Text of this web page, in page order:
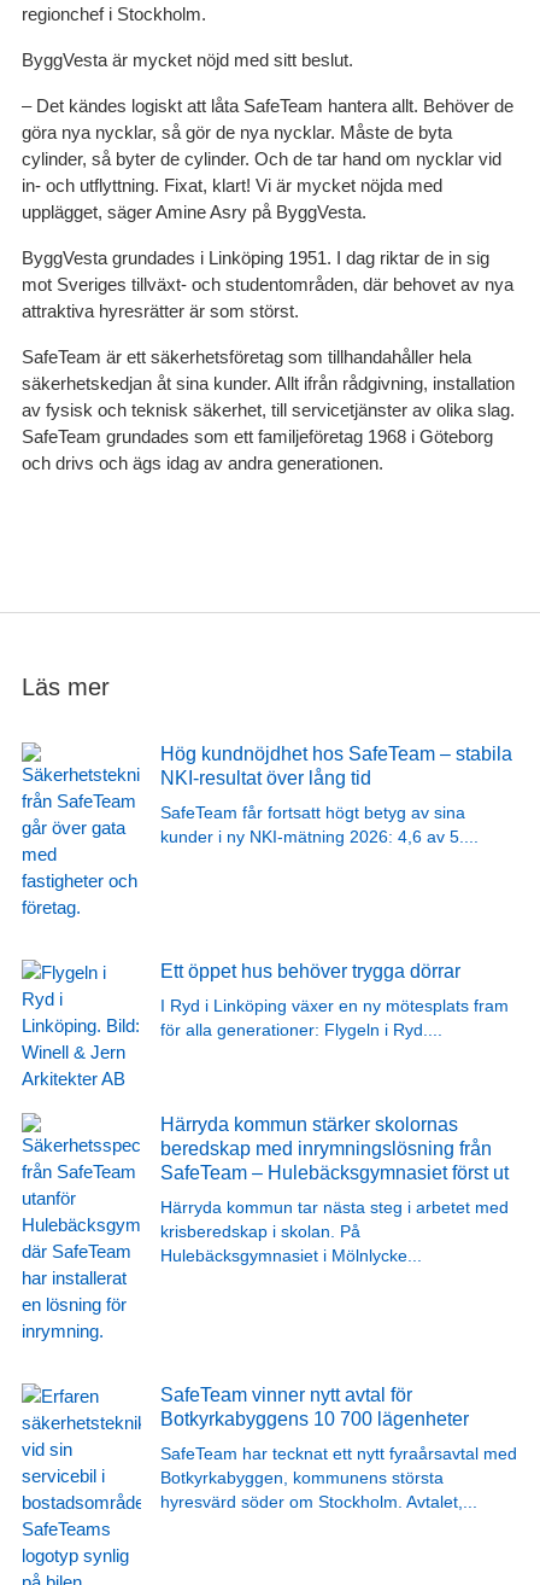
regionchef i Stockholm.
ByggVesta är mycket nöjd med sitt beslut.
– Det kändes logiskt att låta SafeTeam hantera allt. Behöver de
göra nya nycklar, så gör de nya nycklar. Måste de byta
cylinder, så byter de cylinder. Och de tar hand om nycklar vid
in- och utflyttning. Fixat, klart! Vi är mycket nöjda med
upplägget, säger Amine Asry på ByggVesta.
ByggVesta grundades i Linköping 1951. I dag riktar de in sig
mot Sveriges tillväxt- och studentområden, där behovet av nya
attraktiva hyresrätter är som störst.
SafeTeam är ett säkerhetsföretag som tillhandahåller hela
säkerhetskedjan åt sina kunder. Allt ifrån rådgivning, installation
av fysisk och teknisk säkerhet, till servicetjänster av olika slag.
SafeTeam grundades som ett familjeföretag 1968 i Göteborg
och drivs och ägs idag av andra generationen.
Läs mer
Hög kundnöjdhet hos SafeTeam – stabila
NKI-resultat över lång tid
SafeTeam får fortsatt högt betyg av sina
kunder i ny NKI-mätning 2026: 4,6 av 5.
Ett öppet hus behöver trygga dörrar
I Ryd i Linköping växer en ny mötesplats fram
för alla generationer: Flygeln i Ryd.
Härryda kommun stärker skolornas
beredskap med inrymningslösning från
SafeTeam – Hulebäcksgymnasiet först ut
Härryda kommun tar nästa steg i arbetet med
krisberedskap i skolan. På
Hulebäcksgymnasiet i Mölnlycke
SafeTeam vinner nytt avtal för
Botkyrkabyggens 10 700 lägenheter
SafeTeam har tecknat ett nytt fyraårsavtal med
Botkyrkabyggen, kommunens största
hyresvärd söder om Stockholm. Avtalet,